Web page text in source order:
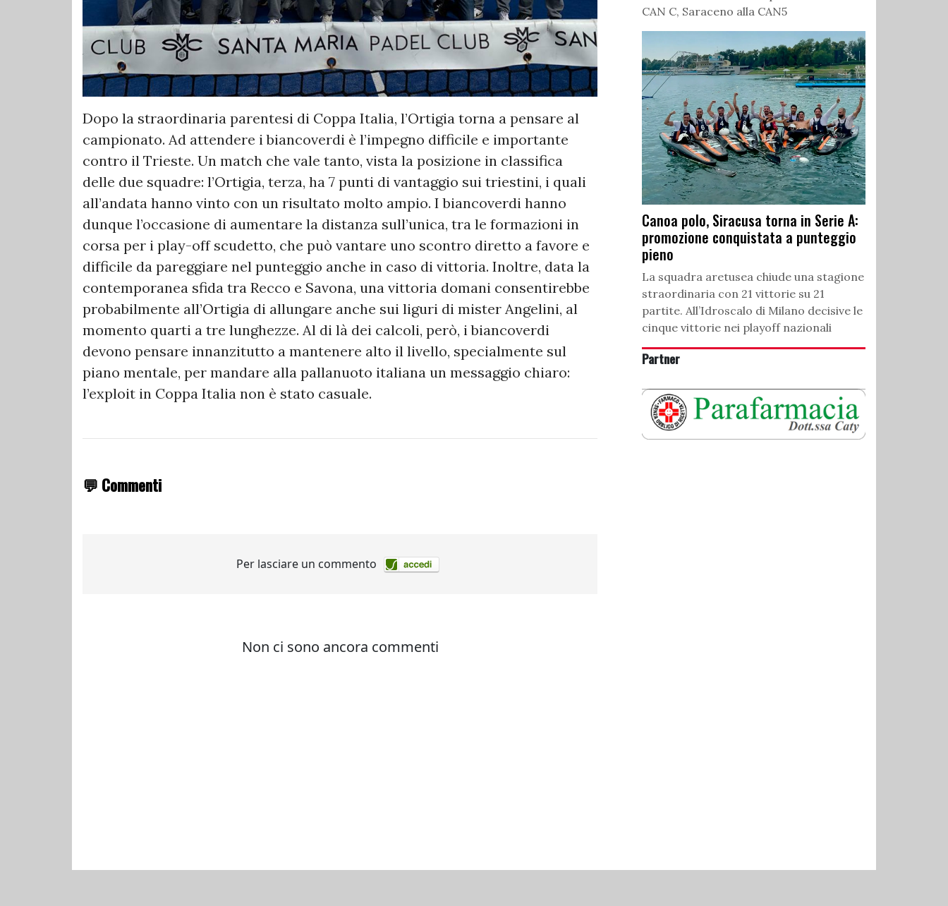
Dopo la straordinaria parentesi di Coppa Italia, l’Ortigia torna a pensare al
campionato. Ad attendere i biancoverdi è l’impegno difficile e importante
contro il Trieste. Un match che vale tanto, vista la posizione in classifica
delle due squadre: l’Ortigia, terza, ha 7 punti di vantaggio sui triestini, i quali
all’andata hanno vinto con un risultato molto ampio. I biancoverdi hanno
dunque l’occasione di aumentare la distanza sull’unica, tra le formazioni in
corsa per i play-off scudetto, che può vantare uno scontro diretto a favore e
difficile da pareggiare nel punteggio anche in caso di vittoria. Inoltre, data la
contemporanea sfida tra Recco e Savona, una vittoria domani consentirebbe
probabilmente all’Ortigia di allungare anche sui liguri di mister Angelini, al
momento quarti a tre lunghezze. Al di là dei calcoli, però, i biancoverdi
devono pensare innanzitutto a mantenere alto il livello, specialmente sul
piano mentale, per mandare alla pallanuoto italiana un messaggio chiaro:
l’exploit in Coppa Italia non è stato casuale.
💬 Commenti
CAN C, Saraceno alla CAN5
Canoa polo, Siracusa torna in Serie A:
promozione conquistata a punteggio
pieno
La squadra aretusea chiude una stagione
straordinaria con 21 vittorie su 21
partite. All’Idroscalo di Milano decisive le
cinque vittorie nei playoff nazionali
Partner